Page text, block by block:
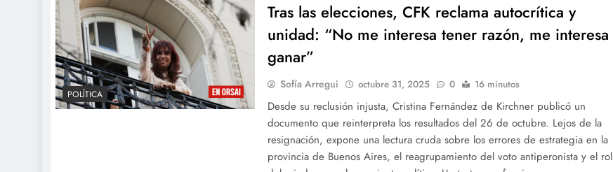
POLÍTICA
Tras las elecciones, CFK reclama autocrítica y
unidad: “No me interesa tener razón, me interesa
ganar”
Sofía Arregui octubre 31, 2025 0 16 minutos
Desde su reclusión injusta, Cristina Fernández de Kirchner publicó un
documento que reinterpreta los resultados del 26 de octubre. Lejos de la
resignación, expone una lectura cruda sobre los errores de estrategia en la
provincia de Buenos Aires, el reagrupamiento del voto antiperonista y el rol